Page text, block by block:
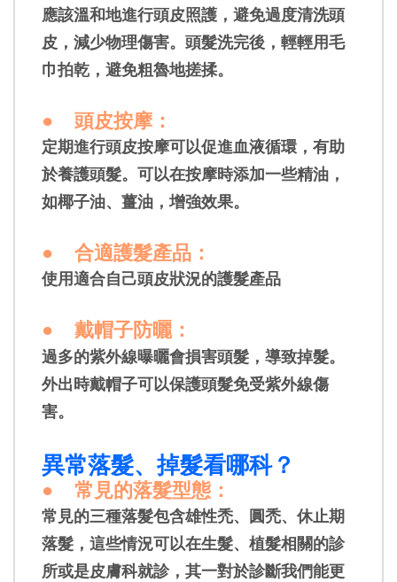
應該溫和地進行頭皮照護，避免過度清洗頭
皮，減少物理傷害。頭髮洗完後，輕輕用毛
巾拍乾，避免粗魯地搓揉。
● 頭皮按摩 ：
定期進行頭皮按摩可以促進血液循環，有助
於養護頭髮。可以在按摩時添加一些精油，
如椰子油、薑油，增強效果。
● 合適護髮產品 ：
使用適合自己頭皮狀況的護髮產品
● 戴帽子防曬：
過多的紫外線曝曬會損害頭髮，導致掉髮。
外出時戴帽子可以保護頭髮免受紫外線傷
害。
異常落髮、掉髮看哪科？
● 常見的落髮型態 ：
常見的三種落髮包含雄性禿、圓禿、休止期
落髮，這些情況可以在生髮、植髮相關的診
所或是皮膚科就診，其一對於診斷我們能更